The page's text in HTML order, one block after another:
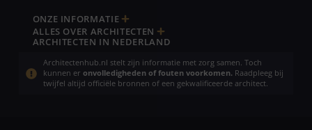
ONZE INFORMATIE
ALLES OVER ARCHITECTEN
ARCHITECTEN IN NEDERLAND
Architectenhub.nl stelt zijn informatie met zorg samen. Toch
kunnen er onvolledigheden of fouten voorkomen. Raadpleeg bij
twijfel altijd officiële bronnen of een gekwalificeerde architect.